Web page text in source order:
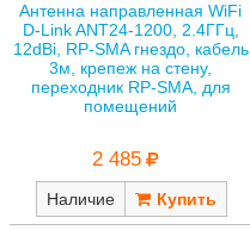
Антенна направленная WiFi
D-Link ANT24-1200, 2.4ГГц,
12dBi, RP-SMA гнездо, кабель
3м, крепеж на стену,
переходник RP-SMA, для
помещений
2 485
Наличие